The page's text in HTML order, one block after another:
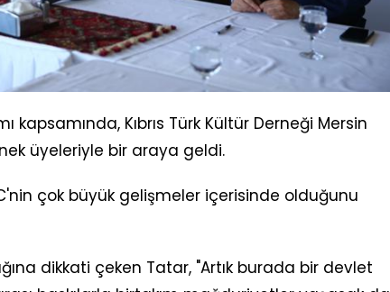
kapsamında, Kıbrıs Türk Kültür Derneği Mersin
üyeleriyle bir araya geldi.
çok büyük gelişmeler içerisinde olduğunu
dikkati çeken Tatar, "Artık burada bir devlet